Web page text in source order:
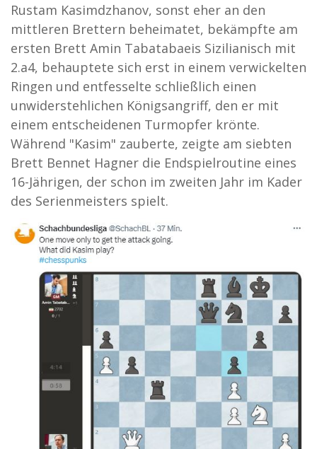
Rustam Kasimdzhanov, sonst eher an den
mittleren Brettern beheimatet, bekämpfte am
ersten Brett Amin Tabatabaeis Sizilianisch mit
2.a4, behauptete sich erst in einem verwickelten
Ringen und entfesselte schließlich einen
unwiderstehlichen Königsangriff, den er mit
einem entscheidenen Turmopfer krönte.
Während "Kasim" zauberte, zeigte am siebten
Brett Bennet Hagner die Endspielroutine eines
16-Jährigen, der schon im zweiten Jahr im Kader
des Serienmeisters spielt.